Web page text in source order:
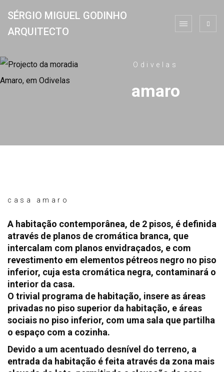
SÉRGIO MIGUEL GODINHO
ARQUITECTO
Odivelas
amaro
casa amaro
A habitação contemporânea, de 2 pisos, é definida
através de planos de cromática branca, que
intercalam com planos envidraçados, e com
revestimento em elementos pétreos negro no piso
inferior, cuja esta cromática negra, contaminará o
interior da casa.
O trivial programa de habitação, insere as áreas
privadas no piso superior da habitação, e áreas
sociais no piso inferior, com uma sala que partilha
o espaço com a cozinha.
Devido a um acentuado desnível do terreno, a
entrada da habitação é feita através da zona mais